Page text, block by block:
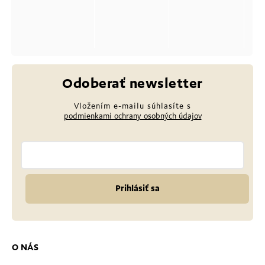
O NÁS
Odoberať newsletter
Vložením e-mailu súhlasíte s
podmienkami ochrany osobných údajov
Prihlásiť sa